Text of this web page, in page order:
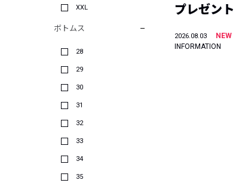
XXL
ボトムス
28
29
30
31
32
33
34
35
プレゼント
2026.08.03
NEW
INFORMATION